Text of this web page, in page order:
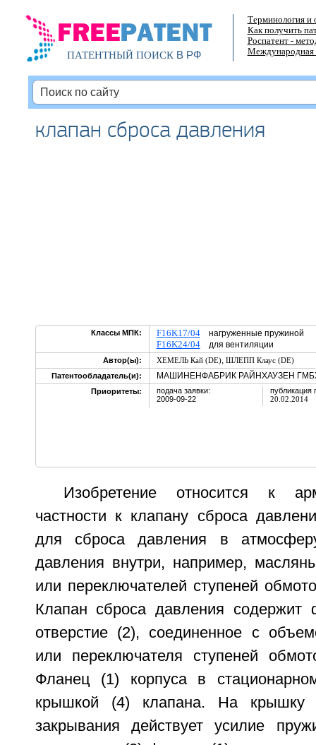
ПАТЕНТНЫЙ ПОИСКВ РФ
Терминология и
Как получить
Роспатент -
Международная
клапан сброса давления
Классы МПК: F16K17/04нагруженные пружиной
F16K24/04для вентиляции
Автор(ы): ХЕМЕЛЬ Кай (DE), ШЛЕПП Клаус (DE)
Патентообладатель(и):
МАШИНЕНФАБРИК РАЙНХАУЗЕН
Приоритеты:
подача заявки:
2009-09-22
публикация
20.02.2014
Изобретение относится к
частности к клапану сброса
для сброса давления в
давления внутри, например,
или переключателей ступеней
Клапан сброса давления содержит
отверстие (2), соединенное с
или переключателя ступеней
Фланец (1) корпуса в
крышкой (4) клапана. На крышку
закрывания действует усилие